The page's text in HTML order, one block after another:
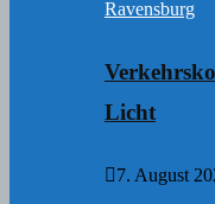
Ravensburg
Licht
7. August